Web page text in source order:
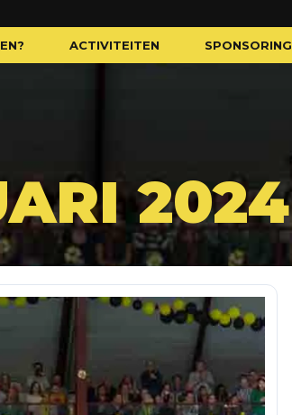
ACTIVITEITEN SPONSORING
2024